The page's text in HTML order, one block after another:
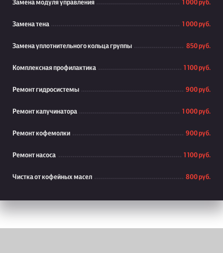
Замена модуля управления 1 000 руб.
Замена тена 1 000 руб.
Замена уплотнительного кольца группы 850 руб.
Комплексная профилактика 1 100 руб.
Ремонт гидросистемы 900 руб.
Ремонт капучинатора 1 000 руб.
Ремонт кофемолки 900 руб.
Ремонт насоса 1 100 руб.
Чистка от кофейных масел 800 руб.